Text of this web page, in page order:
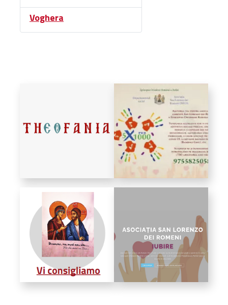
Biblioteca
Opinioni Ortodosse
La Parola del Vescovo
Lectura Lunii
Prezentarea
Parohiilor
CONTATTI
Voghera